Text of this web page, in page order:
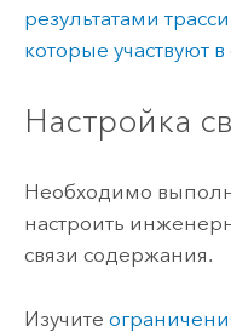
результатами
которые участвуют
Настройка
Необходимо
настроить
связи содержания.
Изучите